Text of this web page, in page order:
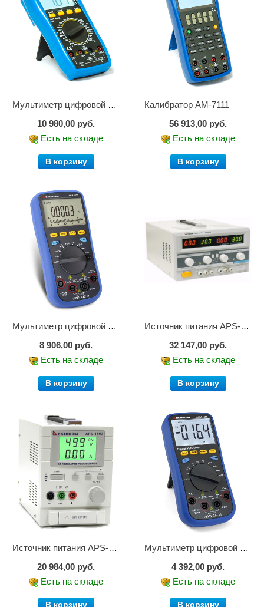
Мультиметр цифровой АМ-1083
10 980,00 руб.
Есть на складе
В корзину
Калибратор АМ-7111
56 913,00 руб.
Есть на складе
В корзину
Мультиметр цифровой АММ-1221
8 906,00 руб.
Есть на складе
В корзину
Источник питания APS-2236
32 147,00 руб.
Есть на складе
В корзину
Источник питания APS-1503
20 984,00 руб.
Есть на складе
В корзину
Мультиметр цифровой АММ-1203
4 392,00 руб.
Есть на складе
В корзину